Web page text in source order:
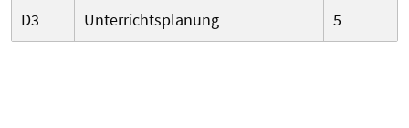
D3 Unterrichtsplanung 5